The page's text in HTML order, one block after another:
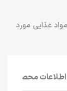
غذایی مورد
اطلاعات محصول